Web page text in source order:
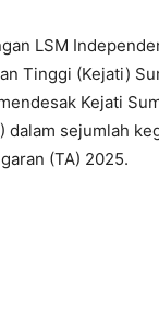
LSM
Tinggi (Kejati)
Kejati
sejumlah
(TA) 2025.